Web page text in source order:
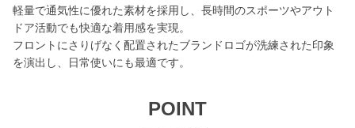
軽量で通気性に優れた素材を採用し、長時間のスポーツやアウト
ドア活動でも快適な着用感を実現。
フロントにさりげなく配置されたブランドロゴが洗練された印象
を演出し、日常使いにも最適です。
POINT